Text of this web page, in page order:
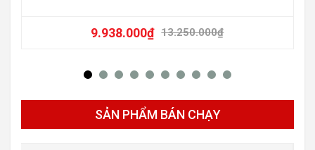
13.250.000₫
9.938.000₫
SẢN PHẨM BÁN CHẠY